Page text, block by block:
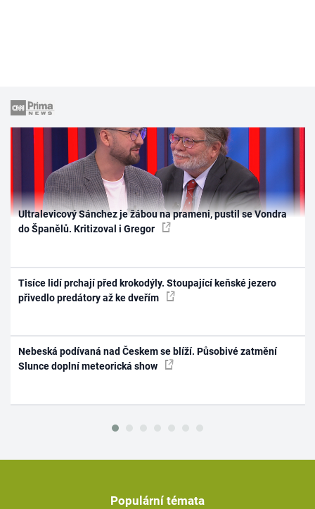
Ultralevicový Sánchez je žábou na prameni, pustil se Vondra
do Španělů. Kritizoval i Gregor
Tisíce lidí prchají před krokodýly. Stoupající keňské jezero
přivedlo predátory až ke dveřím
Nebeská podívaná nad Českem se blíží. Působivé zatmění
Slunce doplní meteorická show
Populární témata